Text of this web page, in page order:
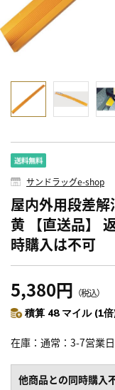
サンドラッグe-shop
屋内外用段差
黄 【直送品】
時購入は不可
5,380円 （税込）
積算 48 マイル (1
在庫 通常：3-7営業
他商品との同時購入